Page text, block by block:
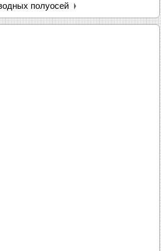
полуосей